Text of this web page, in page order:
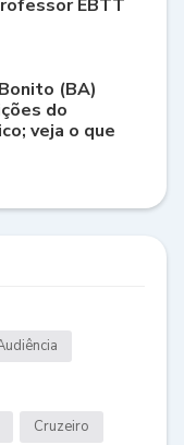
EBTT
(BA)
do
veja o que
Cruzeiro